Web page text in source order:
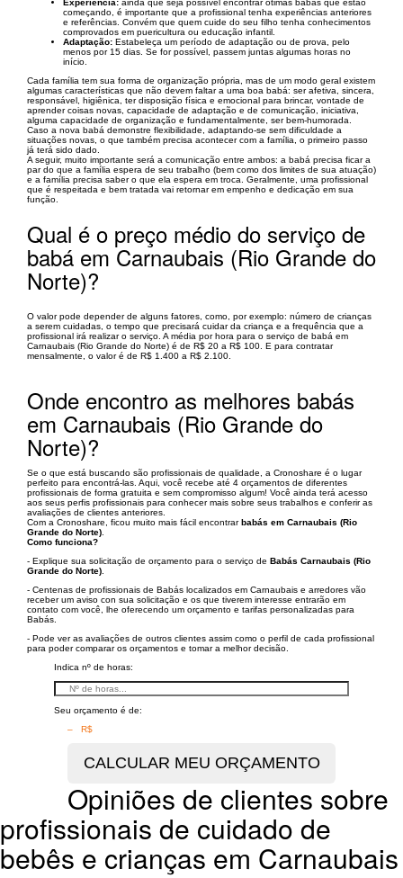
Experiência: ainda que seja possível encontrar ótimas babás que estão
começando, é importante que a profissional tenha experiências anteriores
e referências. Convém que quem cuide do seu filho tenha conhecimentos
comprovados em puericultura ou educação infantil.
Adaptação: Estabeleça um período de adaptação ou de prova, pelo
menos por 15 dias. Se for possível, passem juntas algumas horas no
início.
Cada família tem sua forma de organização própria, mas de um modo geral existem
algumas características que não devem faltar a uma boa babá: ser afetiva, sincera,
responsável, higiênica, ter disposição física e emocional para brincar, vontade de
aprender coisas novas, capacidade de adaptação e de comunicação, iniciativa,
alguma capacidade de organização e fundamentalmente, ser bem-humorada.
Caso a nova babá demonstre flexibilidade, adaptando-se sem dificuldade a
situações novas, o que também precisa acontecer com a família, o primeiro passo
já terá sido dado.
A seguir, muito importante será a comunicação entre ambos: a babá precisa ficar a
par do que a família espera de seu trabalho (bem como dos limites de sua atuação)
e a família precisa saber o que ela espera em troca. Geralmente, uma profissional
que é respeitada e bem tratada vai retornar em empenho e dedicação em sua
função.
Qual é o preço médio do serviço de
babá em Carnaubais (Rio Grande do
Norte)?
O valor pode depender de alguns fatores, como, por exemplo: número de crianças
a serem cuidadas, o tempo que precisará cuidar da criança e a frequência que a
profissional irá realizar o serviço. A média por hora para o serviço de babá em
Carnaubais (Rio Grande do Norte) é de R$ 20 a R$ 100. E para contratar
mensalmente, o valor é de R$ 1.400 a R$ 2.100.
Onde encontro as melhores babás
em Carnaubais (Rio Grande do
Norte)?
Se o que está buscando são profissionais de qualidade, a Cronoshare é o lugar
perfeito para encontrá-las. Aqui, você recebe até 4 orçamentos de diferentes
profissionais de forma gratuita e sem compromisso algum! Você ainda terá acesso
aos seus perfis profissionais para conhecer mais sobre seus trabalhos e conferir as
avaliações de clientes anteriores.
Com a Cronoshare, ficou muito mais fácil encontrarbabás em Carnaubais (Rio
Grande do Norte)
Como funciona?
- Explique sua solicitação de orçamento para o serviço de Babás Carnaubais (Rio
Grande do Norte)
- Centenas de profissionais de Babás localizados em Carnaubais e arredores vão
receber um aviso con sua solicitação e os que tiverem interesse entrarão em
contato com você, lhe oferecendo um orçamento e tarifas personalizadas para
Babás.
- Pode ver as avaliações de outros clientes assim como o perfil de cada profissional
para poder comparar os orçamentos e tomar a melhor decisão.
Indica nº de horas:
Seu orçamento é de:
– R$
Opiniões de clientes sobre
profissionais de cuidado de
bebês e crianças em Carnaubais